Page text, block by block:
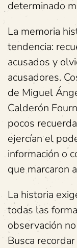
determinado
La memoria
tendencia:
acusados y
acusadores.
de Miguel
Calderón
pocos
ejercían el
información o
que marcaron
La historia
todas las
observación
Busca